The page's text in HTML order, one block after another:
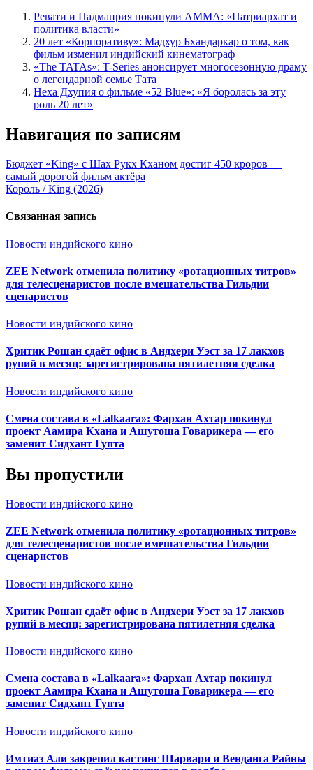
Ревати и Падмаприя покинули AMMA: «Патриархат и
политика власти»
20 лет «Корпоративу»: Мадхур Бхандаркар о том, как
фильм изменил индийский кинематограф
«The TATAs»: T-Series анонсирует многосезонную драму
о легендарной семье Тата
Неха Дхупия о фильме «52 Blue»: «Я боролась за эту
роль 20 лет»
Навигация по записям
Бюджет «King» с Шах Рукх Кханом достиг 450 кроров —
самый дорогой фильм актёра
Король / King (2026)
Связанная запись
Новости индийского кино
ZEE Network отменила политику «ротационных титров»
для телесценаристов после вмешательства Гильдии
сценаристов
Новости индийского кино
Хритик Рошан сдаёт офис в Андхери Уэст за 17 лакхов
рупий в месяц: зарегистрирована пятилетняя сделка
Новости индийского кино
Смена состава в «Lalkaara»: Фархан Ахтар покинул
проект Аамира Кхана и Ашутоша Говарикера — его
заменит Сидхант Гупта
Вы пропустили
Новости индийского кино
ZEE Network отменила политику «ротационных титров»
для телесценаристов после вмешательства Гильдии
сценаристов
Новости индийского кино
Хритик Рошан сдаёт офис в Андхери Уэст за 17 лакхов
рупий в месяц: зарегистрирована пятилетняя сделка
Новости индийского кино
Смена состава в «Lalkaara»: Фархан Ахтар покинул
проект Аамира Кхана и Ашутоша Говарикера — его
заменит Сидхант Гупта
Новости индийского кино
Имтиаз Али закрепил кастинг Шарвари и Венданга Райны